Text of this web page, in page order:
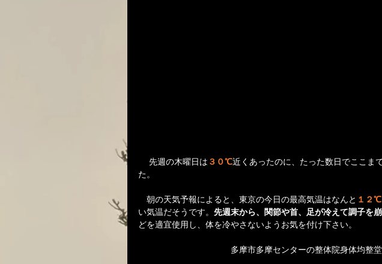
先週の木曜日は ３０℃近くあったのに、たった数日でここま
た。
朝の天気予報によると、東京の今日の最高気温はなんと １２℃
い気温だそうです。 先週末から、関節や首、足が冷えて調子を
どを適宜使用し、体を冷やさないようお気を付け下さい。
多摩市多摩センターの整体院身体均整堂か